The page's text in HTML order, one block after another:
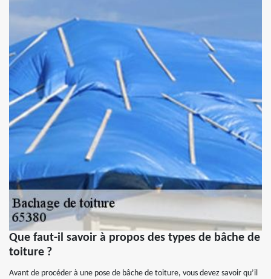
Que faut-il savoir à propos des types de bâche de
toiture ?
Avant de procéder à une pose de bâche de toiture, vous devez savoir qu’il